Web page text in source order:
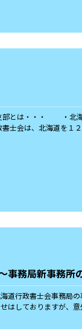
とは・・・ ・北海
は、北海道を１２
事務局新事務所
道行政書士会事務局
はしておりますが、